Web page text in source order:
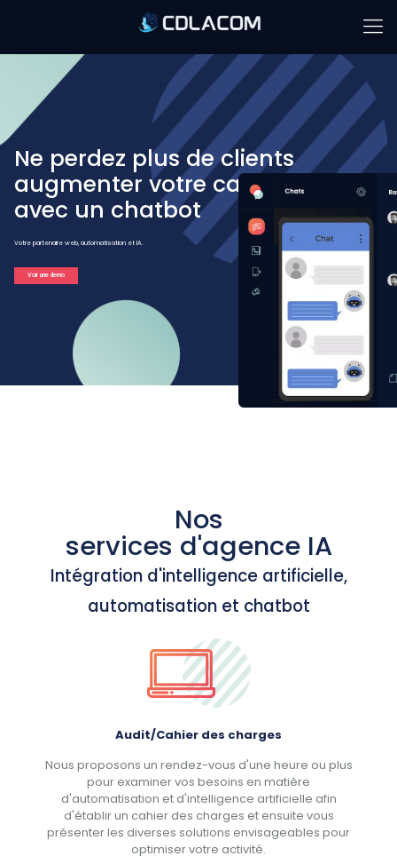
Ne perdez plus de clients
augmenter votre ca
avec un chatbot
Votre partenaire web, automatisation et IA​.
Voir une demo
Nos
services d'agence IA
Intégration d'intelligence artificielle,
automatisation et chatbot
Audit/Cahier des charges
Nous proposons un rendez-vous d'une heure ou plus
pour examiner vos besoins en matière
d'automatisation et d'intelligence artificielle afin
d'établir un cahier des charges et ensuite vous
présenter les diverses solutions envisageables pour
optimiser votre activité.